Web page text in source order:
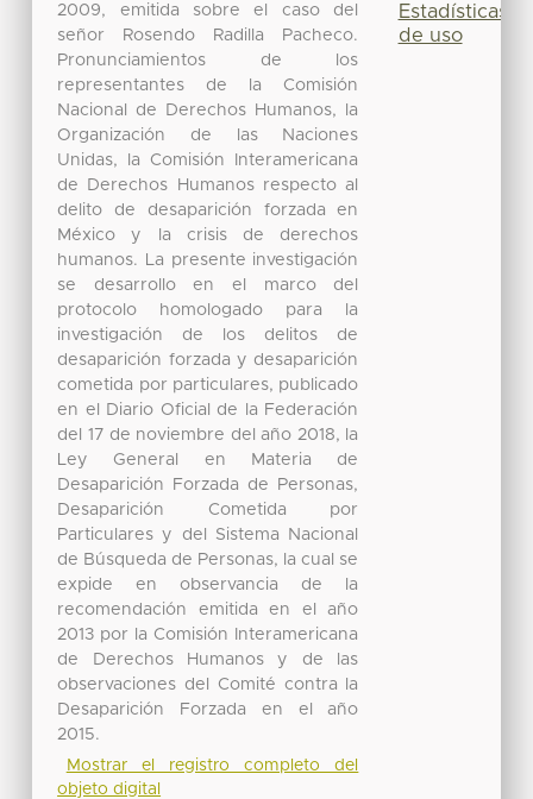
2009, emitida sobre el caso del
señor Rosendo Radilla Pacheco.
Pronunciamientos de los
representantes de la Comisión
Nacional de Derechos Humanos, la
Organización de las Naciones
Unidas, la Comisión Interamericana
de Derechos Humanos respecto al
delito de desaparición forzada en
México y la crisis de derechos
humanos. La presente investigación
se desarrollo en el marco del
protocolo homologado para la
investigación de los delitos de
desaparición forzada y desaparición
cometida por particulares, publicado
en el Diario Oficial de la Federación
del 17 de noviembre del año 2018, la
Ley General en Materia de
Desaparición Forzada de Personas,
Desaparición Cometida por
Particulares y del Sistema Nacional
de Búsqueda de Personas, la cual se
expide en observancia de la
recomendación emitida en el año
2013 por la Comisión Interamericana
de Derechos Humanos y de las
observaciones del Comité contra la
Desaparición Forzada en el año
2015.
Mostrar el registro completo del
objeto digital
Estadísticas
de uso